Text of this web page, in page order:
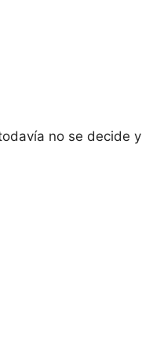
no se decide y